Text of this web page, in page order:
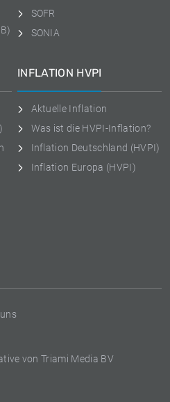
von Triami Media BV
SOFR
SONIA
INFLATION HVPI
Aktuelle Inflation
Was ist die HVPI-Inflation?
Inflation Deutschland (HVPI)
Inflation Europa (HVPI)